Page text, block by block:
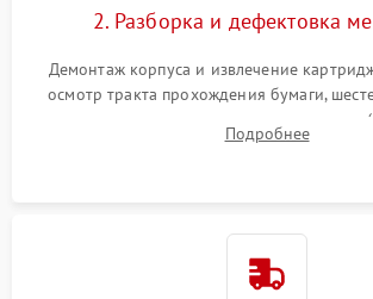
2. Разборка и дефектовка
Демонтаж корпуса и извлечение
осмотр тракта прохождения бумаги,
роликов захвата и узла термозакрепления
физического износа и повреждений
Подробнее